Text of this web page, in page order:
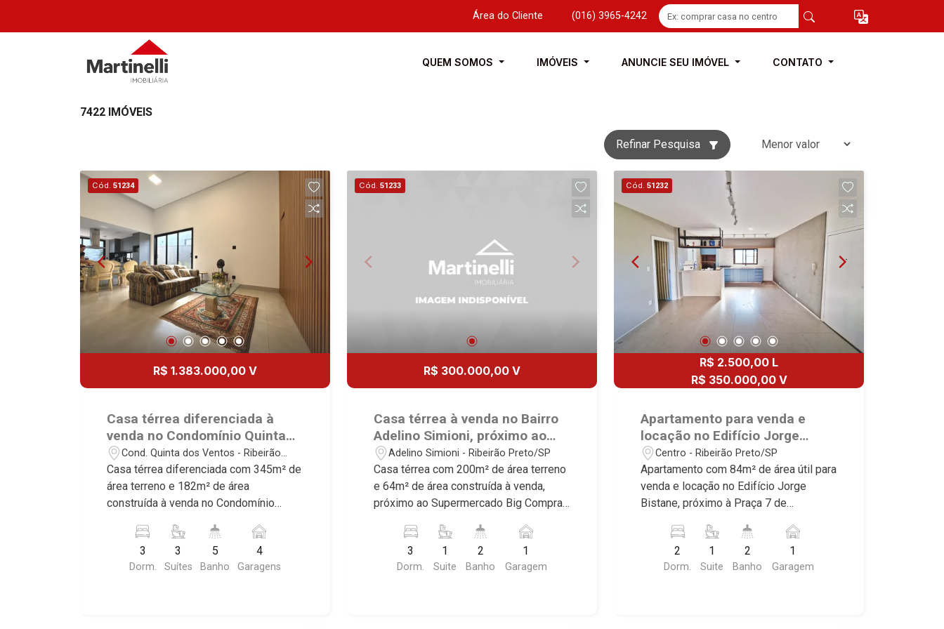
Área do Cliente (016) 3965-4242
QUEM SOMOS IMÓVEIS ANUNCIE SEU IMÓVEL CONTATO
7422 IMÓVEIS
Refinar Pesquisa
Cód. 51234
R$ 1.383.000,00 V
Casa térrea diferenciada à
venda no Condomínio Quinta
dos Ventos, próximo ao
Shopping Iguatemi - Ribeirão
Preto/SP.
Cond. Quinta dos Ventos - Ribeirão
Preto/SP
Casa térrea diferenciada com 345m² de
área terreno e 182m² de área
construída à venda no Condomínio
Shopping Iguatemi - Bairro Cond. Quinta
Dos Ventos, Ribeirão Preto/SP.
Conheça as características deste
3
Dorm.
3
Suítes
5
Banho
4
Garagens
Cód. 51233
R$ 300.000,00 V
Casa térrea à venda no Bairro
Adelino Simioni, próximo ao
Supermercado Big Compra -
Ribeirão Preto/SP.
Adelino Simioni - Ribeirão Preto/SP
Casa térrea com 200m² de área terreno
e 64m² de área construída à venda,
próximo ao Supermercado Big Compra -
Preto/SP. Conheça as características
deste imóvel que a Martinelli
Imobiliária selecionou para você: -
3
Dorm.
1
Suite
2
Banho
1
Garagem
Cód. 51232
R$ 2.500,00 L
R$ 350.000,00 V
Apartamento para venda e
locação no Edifício Jorge
Bistane, próximo à Praça 7 de
Setembro - Ribeirão Preto/SP.
Centro - Ribeirão Preto/SP
Apartamento com 84m² de área útil para
venda e locação no Edifício Jorge
Bistane, próximo à Praça 7 de
Preto/SP. Conheça as características
deste imóvel que a Martinelli
Imobiliária selecionou para você: -
2
Dorm.
1
Suite
2
Banho
1
Garagem